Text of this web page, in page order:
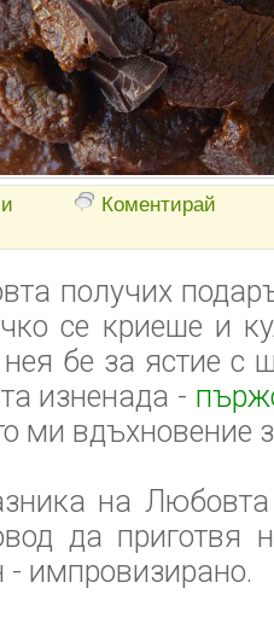
Коментирай
получих
се криеше и
бе за ястие с
изненада -
ми вдъхновение
на Любовта
да приготвя
- импровизирано.